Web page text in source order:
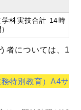
学科実技合計 14時
者については、1
特別教育）A4サ